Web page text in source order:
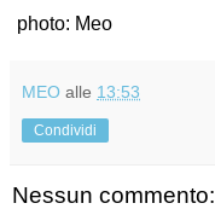
photo: Meo
MEO alle 13:53
Condividi
Nessun commento: